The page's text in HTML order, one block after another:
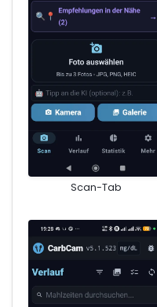
Scan-Tab